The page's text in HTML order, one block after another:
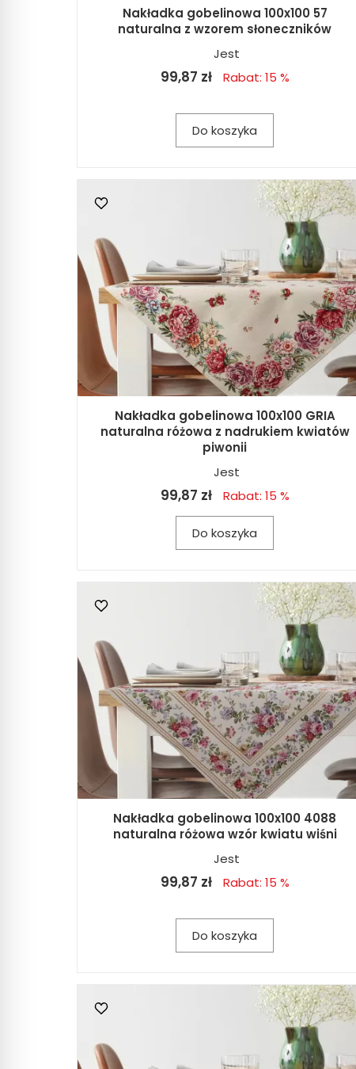
Nakładka gobelinowa 100x100 57
naturalna z wzorem słoneczników
Jest
99,87 zł Rabat: 15 %
Do koszyka
Nakładka gobelinowa 100x100 GRIA
naturalna różowa z nadrukiem kwiatów
piwonii
Jest
99,87 zł Rabat: 15 %
Do koszyka
Nakładka gobelinowa 100x100 4088
naturalna różowa wzór kwiatu wiśni
Jest
99,87 zł Rabat: 15 %
Do koszyka